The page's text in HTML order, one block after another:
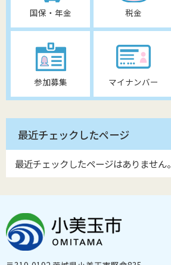
国保・年金 税金
参加募集 マイナンバー
最近チェックしたページ
最近チェックしたページはありません。